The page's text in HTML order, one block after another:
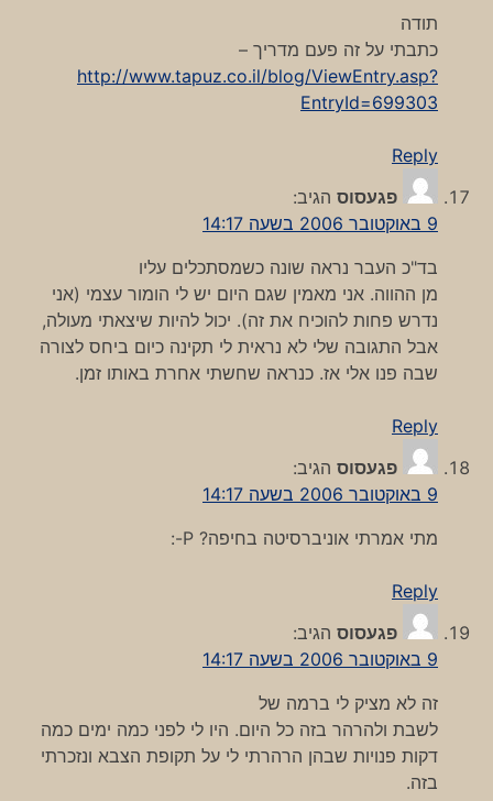
תודה
כתבתי על זה פעם מדריך –
http://www.tapuz.co.il/blog/ViewEntry.asp?
EntryId=699303
Reply
פגעסוס הגיב:
9 באוקטובר 2006 בשעה 14:17
בד"כ העבר נראה שונה כשמסתכלים עליו
מן ההווה. אני מאמין שגם היום יש לי הומור עצמי (אני
נדרש פחות להוכיח את זה). יכול להיות שיצאתי מעולה,
אבל התגובה שלי לא נראית לי תקינה כיום ביחס לצורה
שבה פנו אלי אז. כנראה שחשתי אחרת באותו זמן.
Reply
פגעסוס הגיב:
9 באוקטובר 2006 בשעה 14:17
מתי אמרתי אוניברסיטה בחיפה? P-:
Reply
פגעסוס הגיב:
9 באוקטובר 2006 בשעה 14:17
זה לא מציק לי ברמה של
לשבת ולהרהר בזה כל היום. היו לי לפני כמה ימים כמה
דקות פנויות שבהן הרהרתי לי על תקופת הצבא ונזכרתי
בזה.